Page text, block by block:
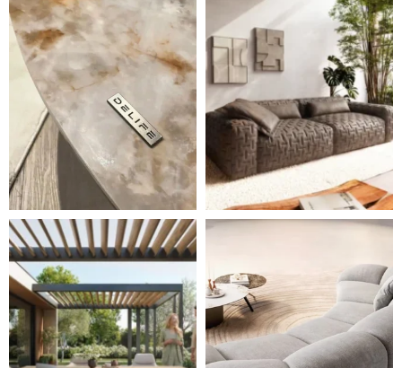
Styl, odolnost a společné chvíle pod širým nebem.
Ne každá pohovka je jen